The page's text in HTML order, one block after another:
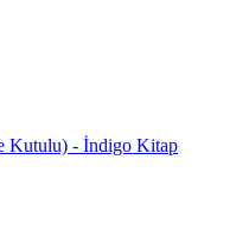
Kutulu) - İndigo Kitap